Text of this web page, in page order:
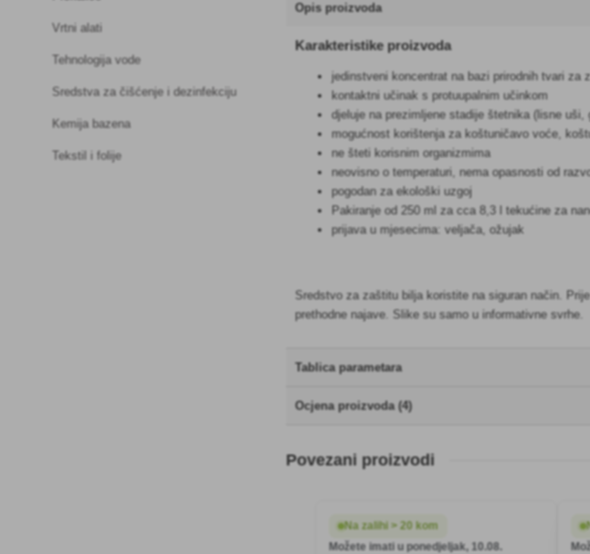
Vrtni alati
Tehnologija vode
Sredstva za čišćenje i dezinfekciju
Kemija bazena
Tekstil i folije
Opis proizvoda
Karakteristike proizvoda
jedinstveni koncentrat na bazi prirodnih tvari za
kontaktni učinak s protuupalnim učinkom
djeluje na prezimljene stadije štetnika (lisne
mogućnost korištenja za koštuničavo voće,
ne šteti korisnim organizmima
neovisno o temperaturi, nema opasnosti od
pogodan za ekološki uzgoj
Pakiranje od 250 ml za cca 8,3 l tekućine za
prijava u mjesecima: veljača, ožujak
Sredstvo za zaštitu bilja koristite na siguran način.
prethodne najave. Slike su samo u informativne svrhe.
Tablica parametara
Ocjena proizvoda (4)
Povezani proizvodi
Na zalihi > 20 kom
Možete imati u ponedjeljak, 10.08.